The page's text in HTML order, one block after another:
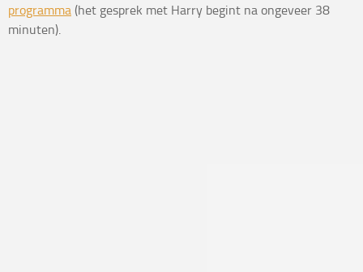
programma (het gesprek met Harry begint na ongeveer 38
minuten).